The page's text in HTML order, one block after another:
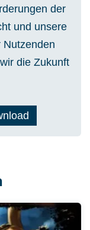
der
und unsere
Nutzenden
die Zukunft